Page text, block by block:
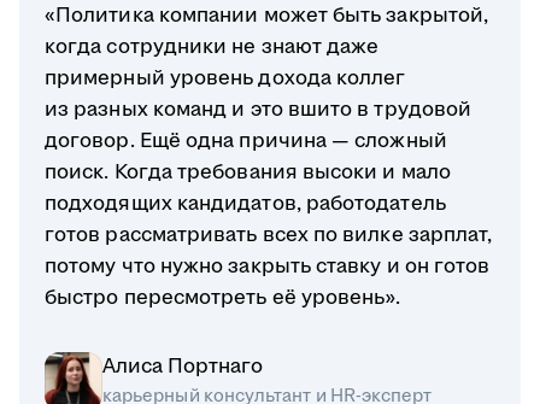
«Политика компании может быть закрытой,
когда сотрудники не знают даже
примерный уровень дохода коллег
из разных команд и это вшито в трудовой
договор. Ещё одна причина — сложный
поиск. Когда требования высоки и мало
подходящих кандидатов, работодатель
готов рассматривать всех по вилке зарплат,
потому что нужно закрыть ставку и он готов
быстро пересмотреть её уровень».
Алиса Портнаго
карьерный консультант и HR-эксперт